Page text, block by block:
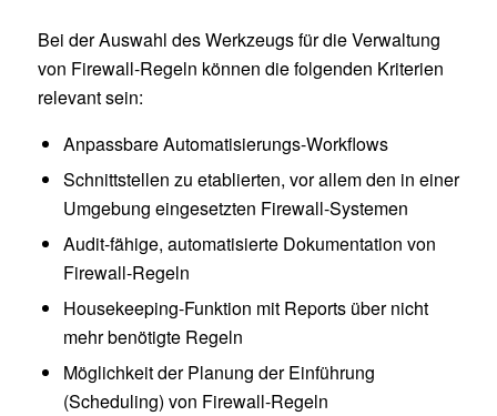
Bei der Auswahl des Werkzeugs für die Verwaltung
von Firewall-Regeln können die folgenden Kriterien
relevant sein:
Anpassbare Automatisierungs-Workflows
Schnittstellen zu etablierten, vor allem den in einer
Umgebung eingesetzten Firewall-Systemen
Audit-fähige, automatisierte Dokumentation von
Firewall-Regeln
Housekeeping-Funktion mit Reports über nicht
mehr benötigte Regeln
Möglichkeit der Planung der Einführung
(Scheduling) von Firewall-Regeln